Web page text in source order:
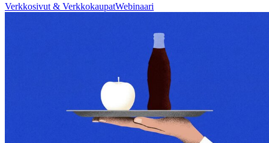
Verkkosivut & VerkkokaupatWebinaari